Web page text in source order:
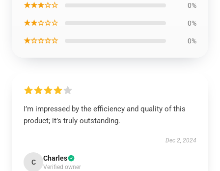
★★★☆☆ 0%
★★☆☆☆ 0%
★☆☆☆☆ 0%
I’m impressed by the efficiency and quality of this
product; it’s truly outstanding.
Dec 2, 2024
C Charles
Verified owner